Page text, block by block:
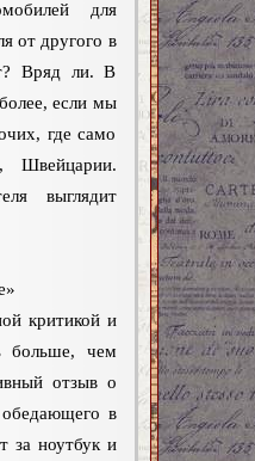
для
от другого в
Вряд ли. В
если мы
где само
Швейцарии.
выглядит
критикой и
больше, чем
отзыв о
обедающего в
за ноутбук и